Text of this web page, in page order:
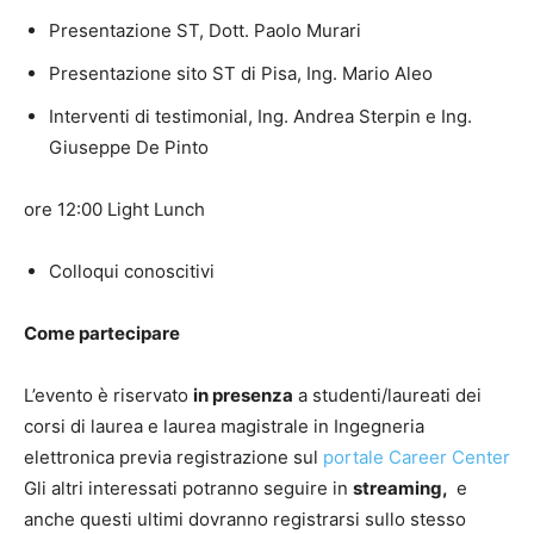
Presentazione ST, Dott. Paolo Murari
Presentazione sito ST di Pisa, Ing. Mario Aleo
Interventi di testimonial, Ing. Andrea Sterpin e Ing.
Giuseppe De Pinto
ore 12:00 Light Lunch
Colloqui conoscitivi
Come partecipare
L’evento è riservato in presenza a studenti/laureati dei
corsi di laurea e laurea magistrale in Ingegneria
elettronica previa registrazione sul portale Career Center
Gli altri interessati potranno seguire in streaming, e
anche questi ultimi dovranno registrarsi sullo stesso